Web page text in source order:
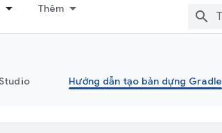
Thêm
Hướng dẫn tạo bản dựng Gradle